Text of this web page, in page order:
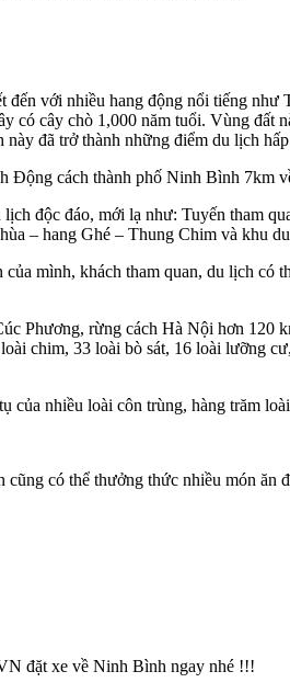
đến với nhiều hang động nổi tiếng
có cây chò 1,000 năm tuổi. Vùng
đã trở thành những điểm du lịch
Động cách thành phố Ninh Bình 7km
độc đáo, mới lạ như: Tuyến tham
– hang Ghé – Thung Chim và khu
mình, khách tham quan, du lịch có
Phương, rừng cách Hà Nội hơn
chim, 33 loài bò sát, 16 loài lưỡng
của nhiều loài côn trùng, hàng trăm
cũng có thể thưởng thức nhiều món
đặt xe về Ninh Bình ngay nhé !!!